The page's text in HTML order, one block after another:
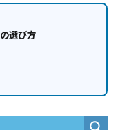
選び方